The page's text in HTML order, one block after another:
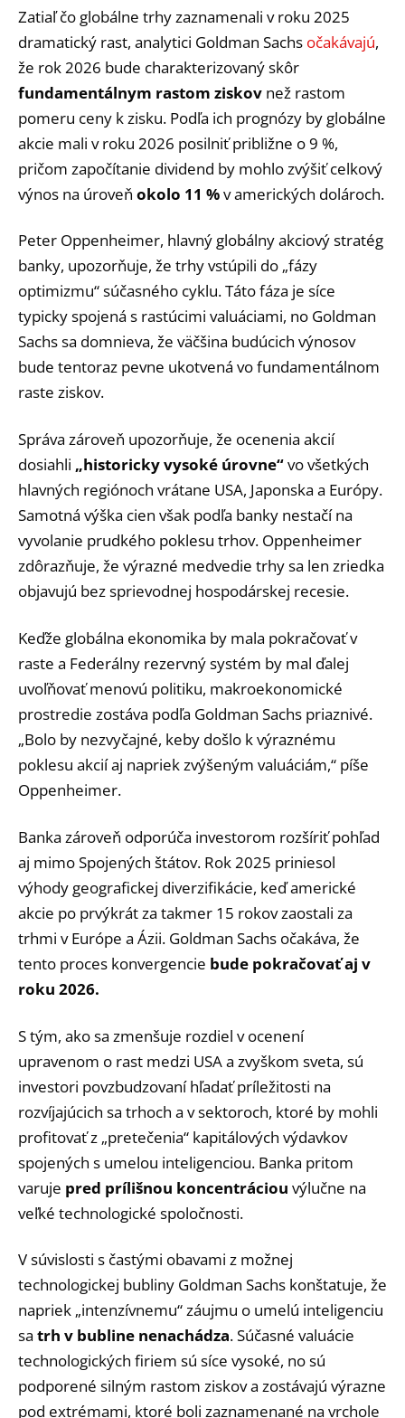
Zatiaľ čo globálne trhy zaznamenali v roku 2025
dramatický rast, analytici Goldman Sachs očakávajú,
že rok 2026 bude charakterizovaný skôr
fundamentálnym rastom ziskov než rastom
pomeru ceny k zisku. Podľa ich prognózy by globálne
akcie mali v roku 2026 posilniť približne o 9 %,
pričom započítanie dividend by mohlo zvýšiť celkový
výnos na úroveň okolo 11 %v amerických dolároch.
Peter Oppenheimer, hlavný globálny akciový stratég
banky, upozorňuje, že trhy vstúpili do „fázy
optimizmu“ súčasného cyklu. Táto fáza je síce
typicky spojená s rastúcimi valuáciami, no Goldman
Sachs sa domnieva, že väčšina budúcich výnosov
bude tentoraz pevne ukotvená vo fundamentálnom
raste ziskov.
Správa zároveň upozorňuje, že ocenenia akcií
dosiahli „historicky vysoké úrovne“vo všetkých
hlavných regiónoch vrátane USA, Japonska a Európy.
Samotná výška cien však podľa banky nestačí na
vyvolanie prudkého poklesu trhov. Oppenheimer
zdôrazňuje, že výrazné medvedie trhy sa len zriedka
objavujú bez sprievodnej hospodárskej recesie.
Keďže globálna ekonomika by mala pokračovať v
raste a Federálny rezervný systém by mal ďalej
uvoľňovať menovú politiku, makroekonomické
prostredie zostáva podľa Goldman Sachs priaznivé.
„Bolo by nezvyčajné, keby došlo k výraznému
poklesu akcií aj napriek zvýšeným valuáciám,“ píše
Oppenheimer.
Banka zároveň odporúča investorom rozšíriť pohľad
aj mimo Spojených štátov. Rok 2025 priniesol
výhody geografickej diverzifikácie, keď americké
akcie po prvýkrát za takmer 15 rokov zaostali za
trhmi v Európe a Ázii. Goldman Sachs očakáva, že
tento proces konvergencie bude pokračovať aj v
roku 2026.
S tým, ako sa zmenšuje rozdiel v ocenení
upravenom o rast medzi USA a zvyškom sveta, sú
investori povzbudzovaní hľadať príležitosti na
rozvíjajúcich sa trhoch a v sektoroch, ktoré by mohli
profitovať z „pretečenia“ kapitálových výdavkov
spojených s umelou inteligenciou. Banka pritom
varuje pred prílišnou koncentráciou výlučne na
veľké technologické spoločnosti.
V súvislosti s častými obavami z možnej
technologickej bubliny Goldman Sachs konštatuje, že
napriek „intenzívnemu“ záujmu o umelú inteligenciu
sa trh v bubline nenachádza. Súčasné valuácie
technologických firiem sú síce vysoké, no sú
podporené silným rastom ziskov a zostávajú výrazne
pod extrémami, ktoré boli zaznamenané na vrchole